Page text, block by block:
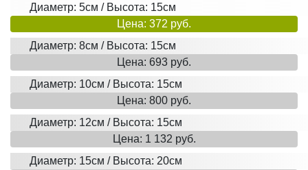
Диаметр: 5см / Высота: 15см
Цена: 372 руб.
Диаметр: 8см / Высота: 15см
Цена: 693 руб.
Диаметр: 10см / Высота: 15см
Цена: 800 руб.
Диаметр: 12см / Высота: 15см
Цена: 1 132 руб.
Диаметр: 15см / Высота: 20см